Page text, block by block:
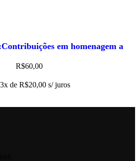
em homenagem a
R$60,00
de R$20,00 s/ juros